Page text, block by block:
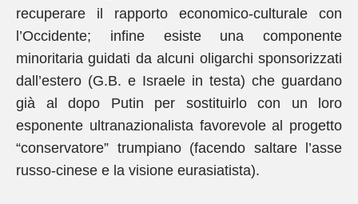
recuperare il rapporto economico-culturale con
l’Occidente; infine esiste una componente
minoritaria guidati da alcuni oligarchi sponsorizzati
dall’estero (G.B. e Israele in testa) che guardano
già al dopo Putin per sostituirlo con un loro
esponente ultranazionalista favorevole al progetto
“conservatore” trumpiano (facendo saltare l’asse
russo-cinese e la visione eurasiatista).